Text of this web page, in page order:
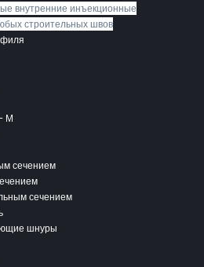
внутренние инъекционные
строительных швов
М
сечением
сечением
шнуры